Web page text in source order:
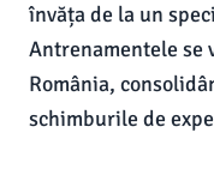
învăța de la un
Antrenamentele se
România,
schimburile de